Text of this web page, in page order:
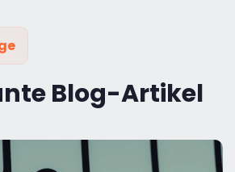
Blog-Artikel